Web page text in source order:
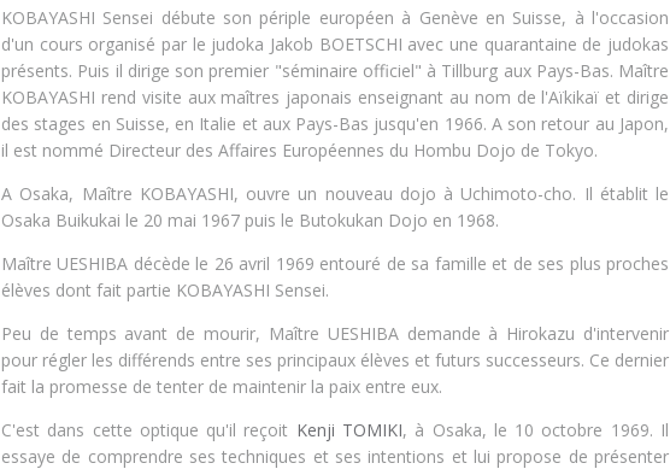
KOBAYASHI Sensei débute son périple européen à Genève en Suisse, à l'occasion
d'un cours organisé par le judoka Jakob BOETSCHI avec une quarantaine de judokas
présents. Puis il dirige son premier "séminaire officiel" à Tillburg aux Pays-Bas. Maître
KOBAYASHI rend visite aux maîtres japonais enseignant au nom de l'Aïkikaï et dirige
des stages en Suisse, en Italie et aux Pays-Bas jusqu'en 1966. A son retour au Japon,
il est nommé Directeur des Affaires Européennes du Hombu Dojo de Tokyo.
A Osaka, Maître KOBAYASHI, ouvre un nouveau dojo à Uchimoto-cho. Il établit le
Osaka Buikukai le 20 mai 1967 puis le Butokukan Dojo en 1968.
Maître UESHIBA décède le 26 avril 1969 entouré de sa famille et de ses plus proches
élèves dont fait partie KOBAYASHI Sensei.
Peu de temps avant de mourir, Maître UESHIBA demande à Hirokazu d'intervenir
pour régler les différends entre ses principaux élèves et futurs successeurs. Ce dernier
fait la promesse de tenter de maintenir la paix entre eux.
C'est dans cette optique qu'il reçoit Kenji TOMIKI, à Osaka, le 10 octobre 1969. Il
essaye de comprendre ses techniques et ses intentions et lui propose de présenter